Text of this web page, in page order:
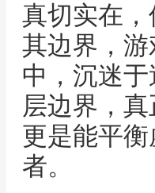
真切实在
其边界，
中，沉迷
层边界，
更是能平
者。